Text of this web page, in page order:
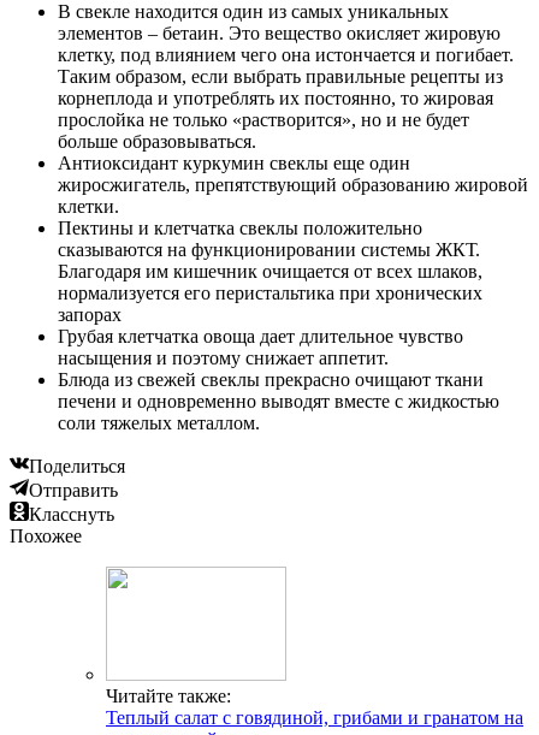
В свекле находится один из самых уникальных
элементов – бетаин. Это вещество окисляет жировую
клетку, под влиянием чего она истончается и погибает.
Таким образом, если выбрать правильные рецепты из
корнеплода и употреблять их постоянно, то жировая
прослойка не только «растворится», но и не будет
больше образовываться.
Антиоксидант куркумин свеклы еще один
жиросжигатель, препятствующий образованию жировой
клетки.
Пектины и клетчатка свеклы положительно
сказываются на функционировании системы ЖКТ.
Благодаря им кишечник очищается от всех шлаков,
нормализуется его перистальтика при хронических
запорах
Грубая клетчатка овоща дает длительное чувство
насыщения и поэтому снижает аппетит.
Блюда из свежей свеклы прекрасно очищают ткани
печени и одновременно выводят вместе с жидкостью
соли тяжелых металлом.
Поделиться
Отправить
Класснуть
Похожее
Читайте также:
Теплый салат с говядиной, грибами и гранатом на